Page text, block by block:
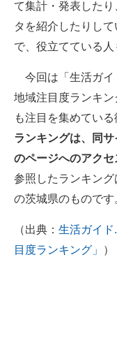
進化するPCとデバイ
好きが集まる 比べ
ビジネスと働き方の
企業ITのトレンドを詳
マーケ×ITの今がよく
ITエンジニア向け専門
て集計・発表した
タを紹介したりし
で、役立てている人
今回は「生活ガイ
地域注目度ランキ
も注目を集めてい
ランキングは、同サ
のページへのアクセ
参照したランキン
の茨城県のものです
（出典： 生活ガイ
目度ランキング」
）